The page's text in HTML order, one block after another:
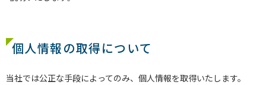
個人情報の取得について
当社では公正な手段によってのみ、個人情報を取得いたします。